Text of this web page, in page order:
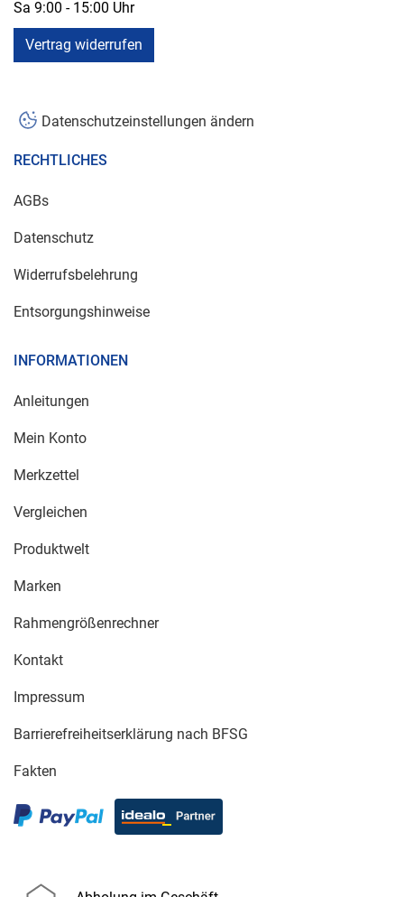
Sa 9:00 - 15:00 Uhr
Vertrag widerrufen
Datenschutzeinstellungen ändern
RECHTLICHES
AGBs
Datenschutz
Widerrufsbelehrung
Entsorgungshinweise
INFORMATIONEN
Anleitungen
Mein Konto
Merkzettel
Vergleichen
Produktwelt
Marken
Rahmengrößenrechner
Kontakt
Impressum
Barrierefreiheitserklärung nach BFSG
Fakten